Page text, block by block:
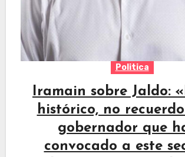
Politica
Iramain sobre Jaldo:
histórico, no
gobernador que
convocado a este